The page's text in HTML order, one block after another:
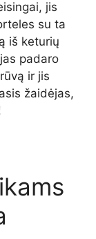
jis
su ta
iš keturių
padaro
ir jis
žaidėjas,